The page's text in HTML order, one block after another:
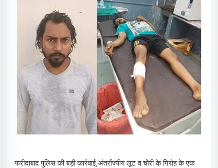
फरीदाबाद पुलिस की बड़ी कार्रवाई,अंतर्राज्यीय लूट व चोरी के गिरोह के एक